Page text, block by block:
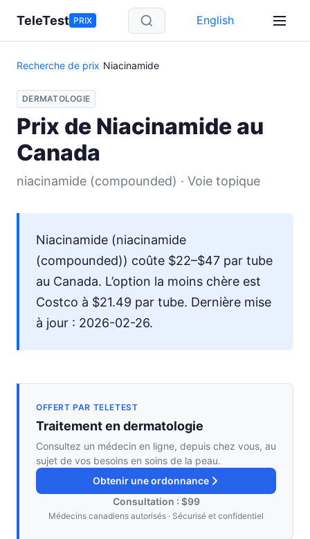
Aller au contenu principal
TeleTest PRIX English
Recherche de prix/Niacinamide
DERMATOLOGIE
Prix de Niacinamide au
Canada
niacinamide (compounded) · Voie topique
Niacinamide (niacinamide
(compounded)) coûte $22–$47 par tube
au Canada. L’option la moins chère est
Costco à $21.49 par tube. Dernière mise
à jour : 2026-02-26.
OFFERT PAR TELETEST
Traitement en dermatologie
Consultez un médecin en ligne, depuis chez vous, au
sujet de vos besoins en soins de la peau.
Obtenir une ordonnance
Consultation : $99
Médecins canadiens autorisés · Sécurisé et confidentiel